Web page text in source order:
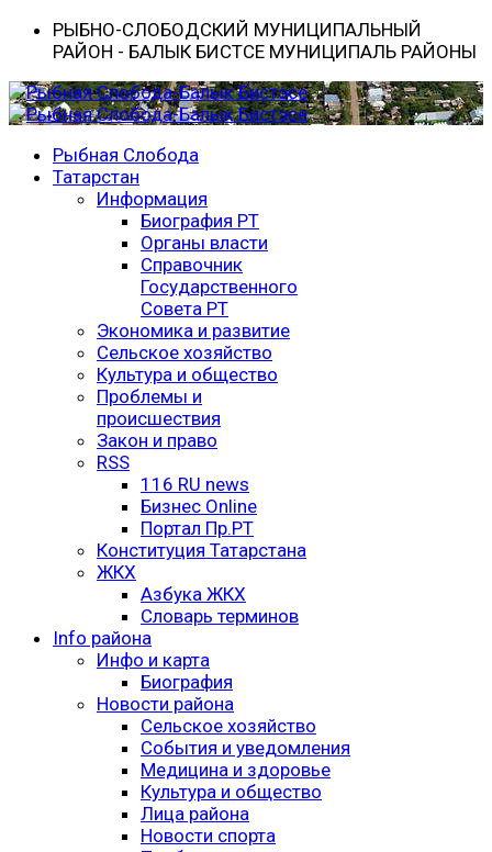
РЫБНО-CЛОБОДСКИЙ МУНИЦИПАЛЬНЫЙ
РАЙОН - БАЛЫК БИСТӘСЕ МУНИЦИПАЛЬ РАЙОНЫ
Рыбная Слобода
Татарстан
Информация
Биография РТ
Органы власти
Справочник
Государственного
Совета РТ
Экономика и развитие
Сельское хозяйство
Культура и общество
Проблемы и
происшествия
Закон и право
RSS
116 RU news
Бизнес Online
Портал Пр.РТ
Конституция Татарстана
ЖКХ
Азбука ЖКХ
Словарь терминов
Info района
Инфо и карта
Биография
Новости района
Сельское хозяйство
События и уведомления
Медицина и здоровье
Культура и общество
Лица района
Новости спорта